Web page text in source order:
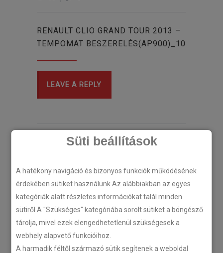
Süti beállítások
A hatékony navigáció és bizonyos funkciók működésének
érdekében sütiket használunk.Az alábbiakban az egyes
kategóriák alatt részletes információkat talál minden
sütiről.A "Szükséges" kategóriába sorolt sütiket a böngésző
tárolja, mivel ezek elengedhetetlenül szükségesek a
webhely alapvető funkcióihoz.
A harmadik féltől származó sütik segítenek a weboldal
RENAULT CLIO GRAND TOUR 2013 –
TEMPOMAT BESZERELÉS(AP900)_10
LEAVE A REPLY
LEGÚJABB CIKKEK
N-szériás teherautókhoz
2018-07-26